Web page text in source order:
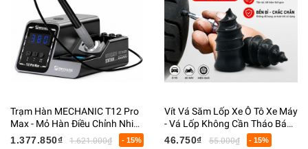
Trạm Hàn MECHANIC T12 Pro
Max - Mỏ Hàn Điều Chỉnh Nhiệt
Độ Thông Minh - Gia Nhiệt
1.377.850₫ 1.621.000₫ - 15%
Vít Vá Săm Lốp Xe Ô Tô Xe Máy
- Vá Lốp Không Cần Tháo Bánh
- Cao Su Vá Lốp Khẩn Cấp
46.750₫ 55.000₫ - 15%